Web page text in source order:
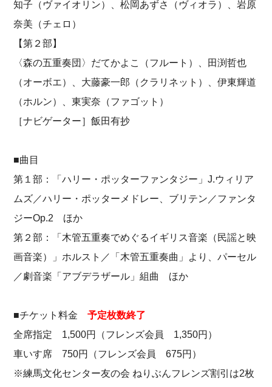
知子（ヴァイオリン）、松岡あずさ（ヴィオラ）、岩原
奈美（チェロ）
【第２部】
〈森の五重奏団〉だてかよこ（フルート）、田渕哲也
（オーボエ）、大藤豪一郎（クラリネット）、伊東輝道
（ホルン）、東実奈（ファゴット）
［ナビゲーター］飯田有抄
■曲目
第１部：「ハリー・ポッターファンタジー」J.ウィリア
ムズ／ハリー・ポッターメドレー、ブリテン／ファンタ
ジーOp.2 ほか
第２部：「木管五重奏でめぐるイギリス音楽（民謡と映
画音楽）」ホルスト／「木管五重奏曲」より、パーセル
／劇音楽「アブデラザール」組曲 ほか
■チケット料金予定枚数終了
全席指定 1,500円（フレンズ会員 1,350円）
車いす席 750円（フレンズ会員 675円）
※練馬文化センター友の会 ねりぶんフレンズ割引は2枚